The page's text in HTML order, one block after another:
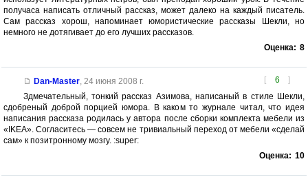
получаса написать отличный рассказ, может далеко на каждый писатель.
Сам рассказ хорош, напоминает юмористические рассказы Шекли, но
немного не дотягивает до его лучших рассказов.
Оценка: 8
[ 6 ]
Dan-Master, 24 июня 2008 г.
Здмечательный, тонкий рассказ Азимова, написаный в стиле Шекли,
сдобреный доброй порцией юмора. В каком то журнале читал, что идея
написания рассказа родилась у автора после сборки комплекта мебели из
«IKEA». Согласитесь — совсем не тривиальный переход от мебели «сделай
сам» к позитронному мозгу. :super:
Оценка: 10